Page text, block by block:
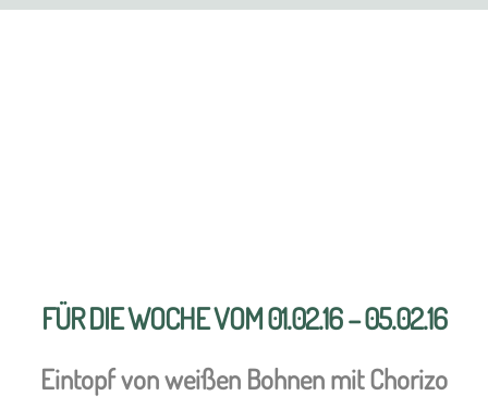
FÜR DIE WOCHE VOM 01.02.16 – 05.02.16
Eintopf von weißen Bohnen mit Chorizo